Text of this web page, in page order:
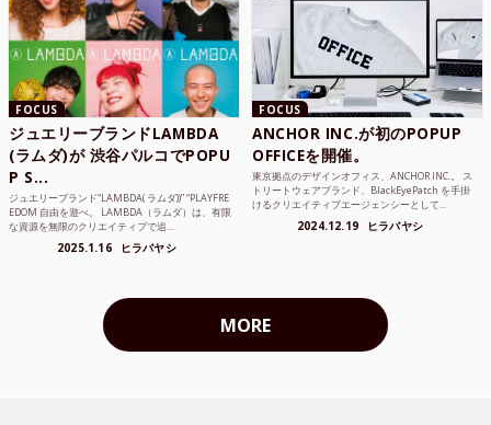
FOCUS
ジュエリーブランドLAMBDA
(ラムダ)が 渋谷パルコでPOPU
P S...
ジュエリーブランド“LAMBDA( ラムダ))” “PLAYFRE
EDOM 自由を遊べ。 LAMBDA（ラムダ）は、有限
な資源を無限のクリエイティブで追...
2025.1.16 ヒラバヤシ
FOCUS
ANCHOR INC.が初のPOPUP
OFFICEを開催。
東京拠点のデザインオフィス、ANCHOR INC.。 ス
トリートウェアブランド、BlackEyePatch を手掛
けるクリエイティブエージェンシーとして...
2024.12.19 ヒラバヤシ
MORE